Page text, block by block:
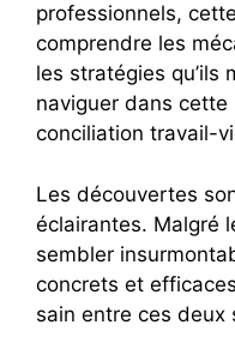
professionnels,
comprendre les
les stratégies qu’ils
naviguer dans cette
conciliation travail-
Les découvertes
éclairantes. Malgré
sembler
concrets et
sain entre ces deux